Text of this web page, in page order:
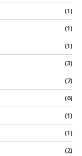
(1)
(1)
(1)
(3)
(7)
(6)
(1)
(1)
(2)